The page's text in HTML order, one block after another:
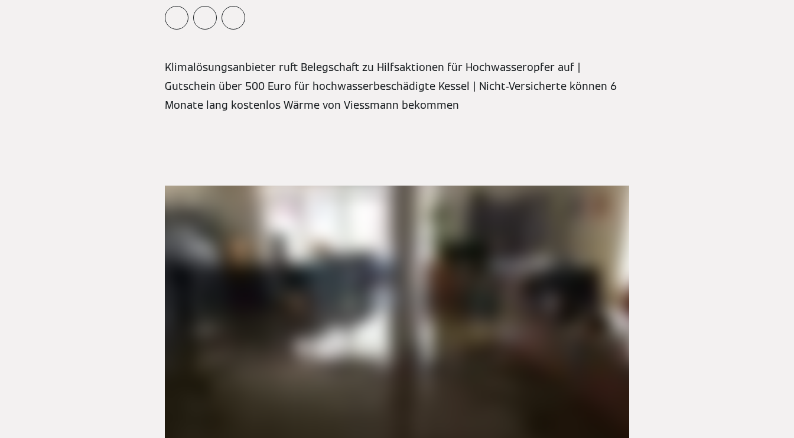
Klimalösungsanbieter ruft Belegschaft zu Hilfsaktionen für Hochwasseropfer auf |
Gutschein über 500 Euro für hochwasserbeschädigte Kessel | Nicht-Versicherte können 6
Monate lang kostenlos Wärme von Viessmann bekommen